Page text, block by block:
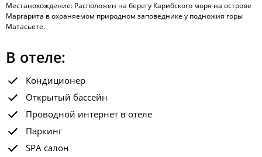
Местанохождение: Расположен на берегу Карибского моря на острове
Маргарита в охраняемом природном заповеднике у подножия горы
Матасьете.
В отеле:
Кондиционер
Открытый бассейн
Проводной интернет в отеле
Паркинг
SPA салон